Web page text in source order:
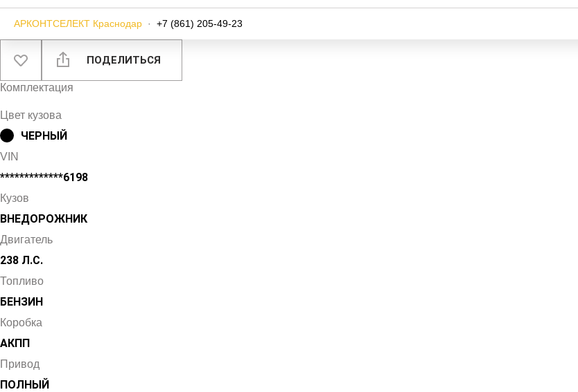
АРКОНТСЕЛЕКТ Краснодар · +7 (861) 205-49-23
ПОДЕЛИТЬСЯ
Комплектация
Цвет кузова
ЧЕРНЫЙ
VIN
*************6198
Кузов
ВНЕДОРОЖНИК
Двигатель
238 Л.С.
Топливо
БЕНЗИН
Коробка
АКПП
Привод
ПОЛНЫЙ